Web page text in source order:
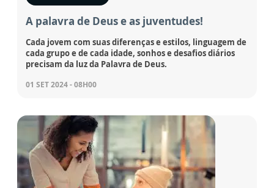
A palavra de Deus e as juventudes!
Cada jovem com suas diferenças e estilos, linguagem de
cada grupo e de cada idade, sonhos e desafios diários
precisam da luz da Palavra de Deus.
01 SET 2024 - 08H00